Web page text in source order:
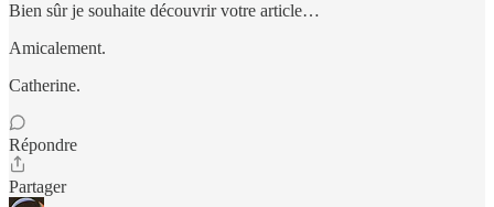
Bien sûr je souhaite découvrir votre article…
Amicalement.
Catherine.
Répondre
Partager